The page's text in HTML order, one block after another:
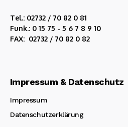
Tel.: 02732 / 70 82 0 81
Funk.: 0 15 75 - 5 6 7 8 9 10
FAX: 02732 / 70 82 0 82
Impressum & Datenschutz
Impressum
Datenschutzerklärung